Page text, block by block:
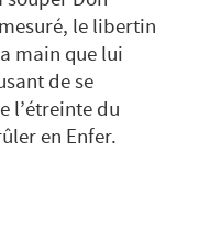
le libertin
main que lui
de se
l’étreinte du
en Enfer.